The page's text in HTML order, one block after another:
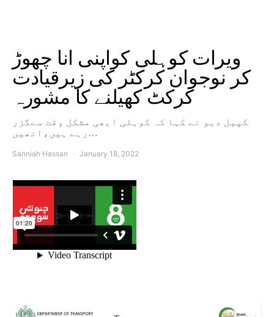
ویرات کوہلی کواپنی انا چھوڑ
کر نوجوان کرکٹر کی زیرقیادت
کرکٹ کھیلنے کا مشورہ
کپیل دیو نے کہا کہ کوہلی ابھی مشکل وقت سےگزر
رہے ہیں،انھیں…
Sanniah Hassan January 18, 2022